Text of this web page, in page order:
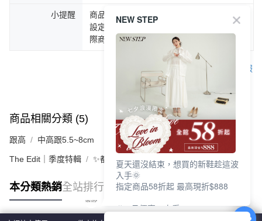
小提醒
商品圖片顏色會因拍攝燈光環境或個人螢幕
設定不同，而造成部份色差現象，顏色以實
際商品為主。
客服
商品相關分類 (5) 查看全部
跟高 中高跟5.5~8cm
The Edit｜季度特輯 ✨都會LADY美學 | 時髦跟鞋
本分類熱銷全站排行
NEW STEP
夏天還沒結束，想買的新鞋趁這波
入手🌞
指定商品58折起 最高現折$888
🎉 8月優惠一次看